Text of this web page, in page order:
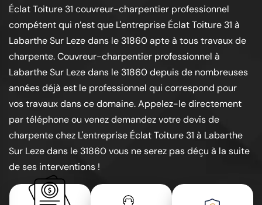
Éclat Toiture 31 couvreur-charpentier professionnel
compétent qui n’est que L'entreprise Éclat Toiture 31 à
Labarthe Sur Leze dans le 31860 apte à tous travaux de
charpente. Couvreur-charpentier professionnel à
Labarthe Sur Leze dans le 31860 depuis de nombreuses
années déjà est le professionnel qui correspond pour
vos travaux dans ce domaine. Appelez-le directement
par téléphone ou venez demandez votre devis de
charpente chez L'entreprise Éclat Toiture 31 à Labarthe
Sur Leze dans le 31860 vous ne serez pas déçu à la suite
de ses interventions !